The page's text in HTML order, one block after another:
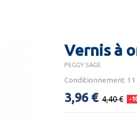
Vernis à
PEGGY SAGE
Conditionnement
3,96 € 4,40 € -